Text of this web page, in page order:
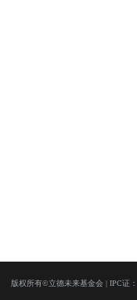
版权所有©立德未来基金会 | IPC证：